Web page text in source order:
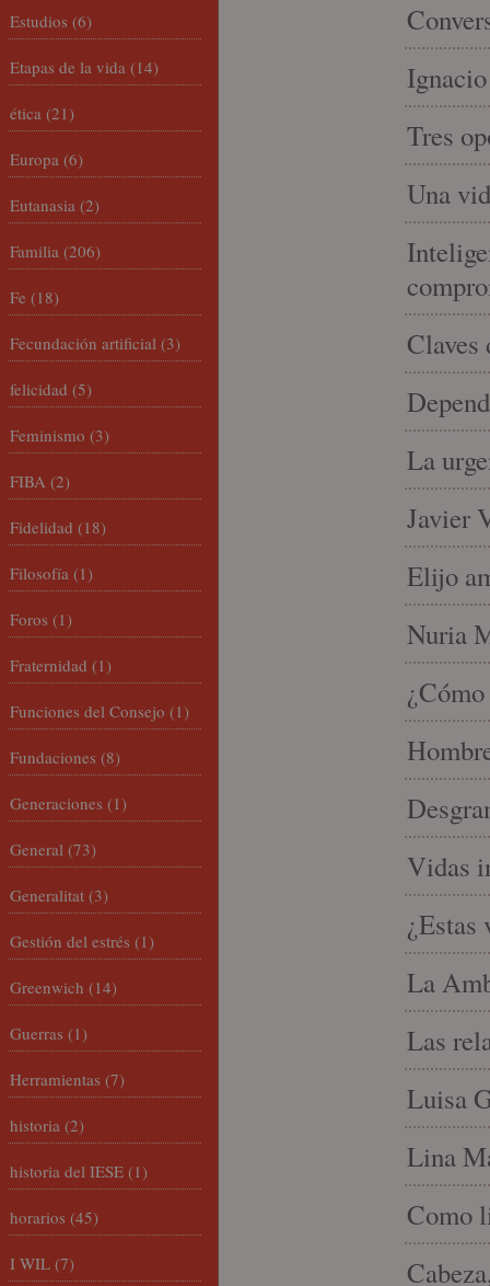
Tres
Una
Claves
La
Javier
Elijo
Nuria
Vidas
¿Estas
La
Las
Luisa
Lina
Como
Estudios (6)
Etapas de la vida (14)
ética (21)
Europa (6)
Eutanasia (2)
Familia (206)
Fe (18)
Fecundación artificial (3)
felicidad (5)
Feminismo (3)
FIBA (2)
Fidelidad (18)
Filosofía (1)
Foros (1)
Fraternidad (1)
Funciones del Consejo (1)
Fundaciones (8)
Generaciones (1)
General (73)
Generalitat (3)
Gestión del estrés (1)
Greenwich (14)
Guerras (1)
Herramientas (7)
historia (2)
historia del IESE (1)
horarios (45)
I WIL (7)